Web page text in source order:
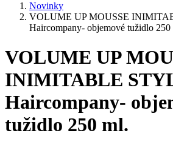
Novinky
VOLUME UP MOUSSE
Haircompany- objemové tužidlo 250
VOLUME UP
INIMITABLE
Haircompany-
tužidlo 250 ml.